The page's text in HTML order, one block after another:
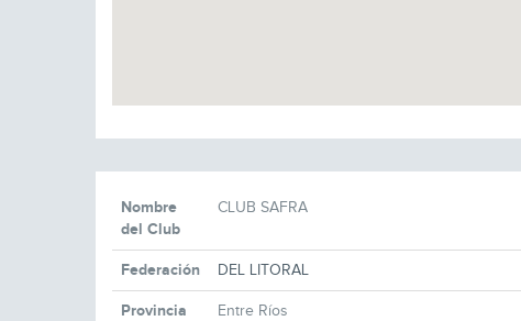
Nombre
del Club
CLUB SAFRA
Federación DEL LITORAL
Provincia Entre Ríos